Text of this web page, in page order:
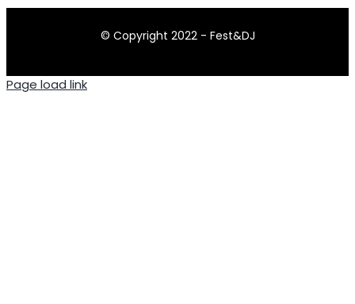
© Copyright 2022 - Fest&DJ
Page load link